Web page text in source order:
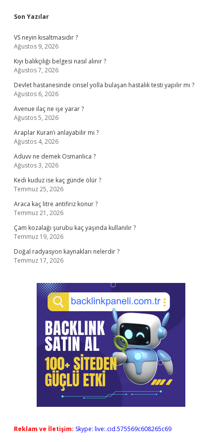
Sidebar
Son Yazılar
VS neyin kısaltmasıdır ?
Ağustos 9, 2026
Kıyı balıkçılığı belgesi nasıl alınır ?
Ağustos 7, 2026
Devlet hastanesinde cinsel yolla bulaşan hastalık testi yapılır mı ?
Ağustos 6, 2026
Avenue ilaç ne işe yarar ?
Ağustos 5, 2026
Araplar Kuran’ı anlayabilir mi ?
Ağustos 4, 2026
Aduvv ne demek Osmanlıca ?
Ağustos 3, 2026
Kedi kuduz ise kaç günde ölür ?
Temmuz 25, 2026
Araca kaç litre antifiriz konur ?
Temmuz 21, 2026
Çam kozalağı şurubu kaç yaşında kullanılır ?
Temmuz 19, 2026
Doğal radyasyon kaynakları nelerdir ?
Temmuz 17, 2026
Reklam ve İletişim: Skype: live:.cid.575569c608265c69